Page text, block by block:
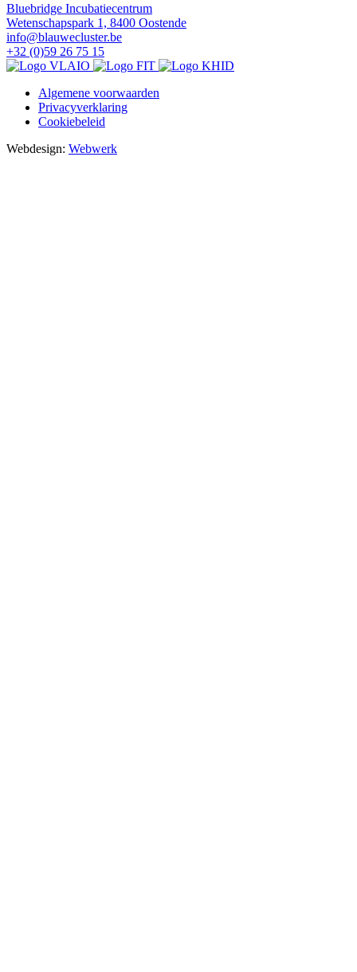
Bluebridge Incubatiecentrum
Wetenschapspark 1, 8400 Oostende
info@blauwecluster.be
+32 (0)59 26 75 15
Legal
menu
Algemene voorwaarden
Privacyverklaring
Cookiebeleid
Webdesign: Webwerk